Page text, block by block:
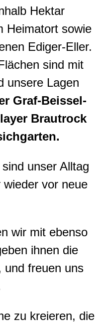
Hektar
Heimatort sowie
Ediger-Eller.
sind mit
unsere Lagen
Graf-Beissel-
Brautrock
unser Alltag
vor neue
wir mit ebenso
ihnen die
und freuen uns
zu kreieren, die